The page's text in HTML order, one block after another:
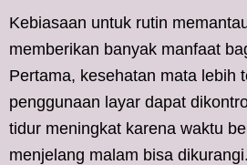
Kebiasaan untuk rutin
memberikan banyak manfaat
Pertama, kesehatan mata lebih
penggunaan layar dapat
tidur meningkat karena waktu
menjelang malam bisa